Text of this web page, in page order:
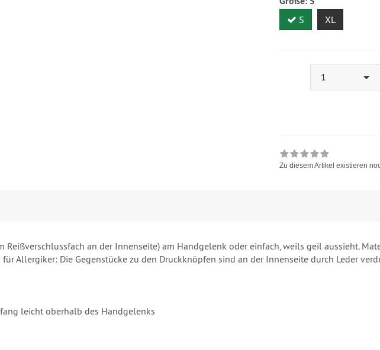
S XL
1
Zu diesem Artikel existieren
an der Innenseite) am Handgelenk oder einfach, weils geil aussieht.
Allergiker: Die Gegenstücke zu den Druckknöpfen sind an der Innenseite durch Leder
leicht oberhalb des Handgelenks